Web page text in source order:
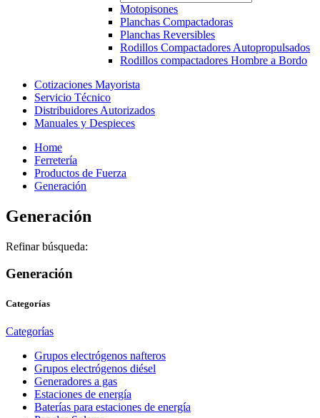
Motopisones
Planchas Compactadoras
Planchas Reversibles
Rodillos Compactadores Autopropulsados
Rodillos compactadores Hombre a Bordo
Cotizaciones Mayorista
Servicio Técnico
Distribuidores Autorizados
Manuales y Despieces
Home
Ferretería
Productos de Fuerza
Generación
Generación
Refinar búsqueda:
Generación
Categorías
Categorías
Grupos electrógenos nafteros
Grupos electrógenos diésel
Generadores a gas
Estaciones de energía
Baterías para estaciones de energía